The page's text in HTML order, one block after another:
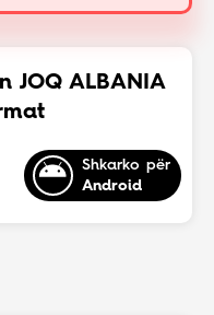
JOQ ALBANIA
Shkarko për
Android